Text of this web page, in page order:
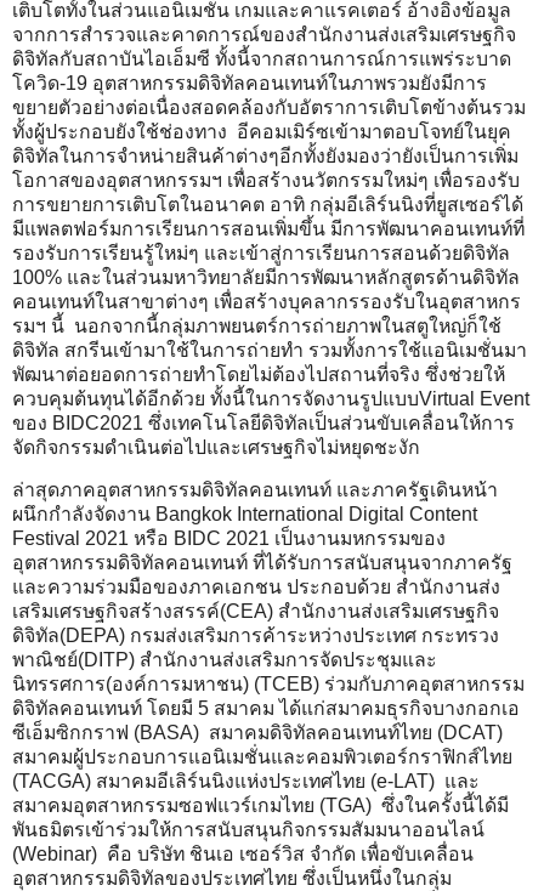
เติบโตทั้งในส่วนแอนิเมชั่น เกมและคาแรคเตอร์ อ้างอิงข้อมูล
จากการสำรวจและคาดการณ์ของสำนักงานส่งเสริมเศรษฐกิจ
ดิจิทัลกับสถาบันไอเอ็มซี ทั้งนี้จากสถานการณ์การแพร่ระบาด
โควิด-19 อุตสาหกรรมดิจิทัลคอนเทนท์ในภาพรวมยังมีการ
ขยายตัวอย่างต่อเนื่องสอดคล้องกับอัตราการเติบโตข้างต้นรวม
ทั้งผู้ประกอบยังใช้ช่องทาง อีคอมเมิร์ซเข้ามาตอบโจทย์ในยุค
ดิจิทัลในการจำหน่ายสินค้าต่างๆอีกทั้งยังมองว่ายังเป็นการเพิ่ม
โอกาสของอุตสาหกรรมฯ เพื่อสร้างนวัตกรรมใหม่ๆ เพื่อรองรับ
การขยายการเติบโตในอนาคต อาทิ กลุ่มอีเลิร์นนิงที่ยูสเซอร์ได้
มีแพลตฟอร์มการเรียนการสอนเพิ่มขึ้น มีการพัฒนาคอนเทนท์ที่
รองรับการเรียนรู้ใหม่ๆ และเข้าสู่การเรียนการสอนด้วยดิจิทัล
100% และในส่วนมหาวิทยาลัยมีการพัฒนาหลักสูตรด้านดิจิทัล
คอนเทนท์ในสาขาต่างๆ เพื่อสร้างบุคลากรรองรับในอุตสาหกร
รมฯ นี้ นอกจากนี้กลุ่มภาพยนตร์การถ่ายภาพในสตูใหญ่ก็ใช้
ดิจิทัล สกรีนเข้ามาใช้ในการถ่ายทำ รวมทั้งการใช้แอนิเมชั่นมา
พัฒนาต่อยอดการถ่ายทำโดยไม่ต้องไปสถานที่จริง ซึ่งช่วยให้
ควบคุมต้นทุนได้อีกด้วย ทั้งนี้ในการจัดงานรูปแบบVirtual Event
ของ BIDC2021 ซึ่งเทคโนโลยีดิจิทัลเป็นส่วนขับเคลื่อนให้การ
จัดกิจกรรมดำเนินต่อไปและเศรษฐกิจไม่หยุดชะงัก
ล่าสุดภาคอุตสาหกรรมดิจิทัลคอนเทนท์ และภาครัฐเดินหน้า
ผนึกกำลังจัดงาน Bangkok International Digital Content
Festival 2021 หรือ BIDC 2021 เป็นงานมหกรรมของ
อุตสาหกรรมดิจิทัลคอนเทนท์ ที่ได้รับการสนับสนุนจากภาครัฐ
และความร่วมมือของภาคเอกชน ประกอบด้วย สำนักงานส่ง
เสริมเศรษฐกิจสร้างสรรค์(CEA) สำนักงานส่งเสริมเศรษฐกิจ
ดิจิทัล(DEPA) กรมส่งเสริมการค้าระหว่างประเทศ กระทรวง
พาณิชย์(DITP) สำนักงานส่งเสริมการจัดประชุมและ
นิทรรศการ(องค์การมหาชน) (TCEB) ร่วมกับภาคอุตสาหกรรม
ดิจิทัลคอนเทนท์ โดยมี 5 สมาคม ได้แก่สมาคมธุรกิจบางกอกเอ
ซีเอ็มซิกกราฟ (BASA) สมาคมดิจิทัลคอนเทนท์ไทย (DCAT)
สมาคมผู้ประกอบการแอนิเมชั่นและคอมพิวเตอร์กราฟิกส์ไทย
(TACGA) สมาคมอีเลิร์นนิงแห่งประเทศไทย (e-LAT) และ
สมาคมอุตสาหกรรมซอฟแวร์เกมไทย (TGA) ซึ่งในครั้งนี้ได้มี
พันธมิตรเข้าร่วมให้การสนับสนุนกิจกรรมสัมมนาออนไลน์
(Webinar) คือ บริษัท ชินเอ เซอร์วิส จำกัด เพื่อขับเคลื่อน
อุตสาหกรรมดิจิทัลของประเทศไทย ซึ่งเป็นหนึ่งในกลุ่ม